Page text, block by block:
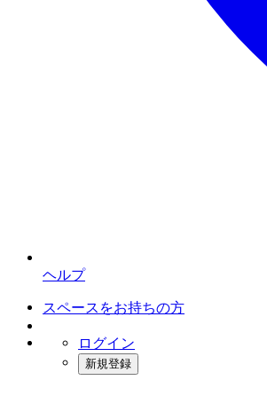
ヘルプ
スペースをお持ちの方
ログイン
新規登録